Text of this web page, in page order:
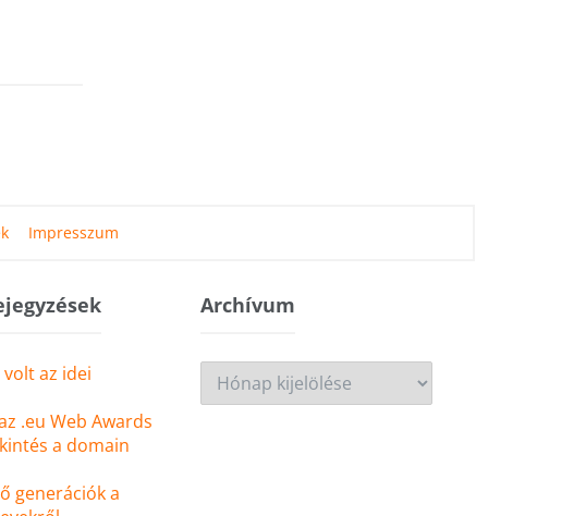
Impresszum
az idei
.eu Web Awards
a domain
generációk a
ArchívumArchívum